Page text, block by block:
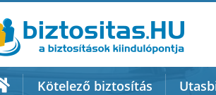
Kötelező biztosítás